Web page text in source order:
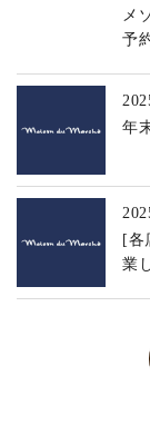
メ
予
年
[各
業